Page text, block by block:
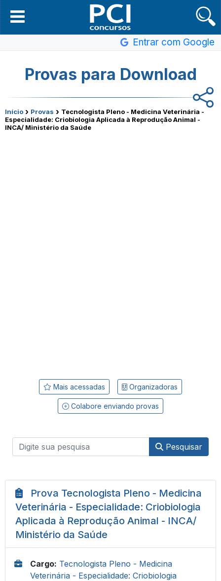
Entrar com Google
Provas para Download
Início › Provas › Tecnologista Pleno - Medicina Veterinária -
Especialidade: Criobiologia Aplicada à Reprodução Animal -
INCA/ Ministério da Saúde
Mais acessadas Organizadoras
Colabore enviando provas
Pesquisar
Prova Tecnologista Pleno - Medicina
Veterinária - Especialidade: Criobiologia
Aplicada à Reprodução Animal - INCA/
Ministério da Saúde
Cargo: Tecnologista Pleno - Medicina
Veterinária - Especialidade: Criobiologia